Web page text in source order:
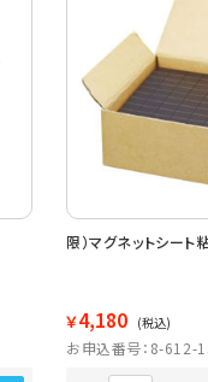
限）マグネットシー
￥4,180 (税込)
お申込番号：8-612-